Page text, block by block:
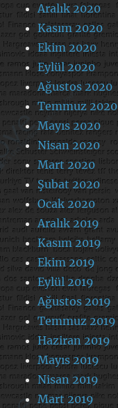
Aralık 2020
Kasım 2020
Ekim 2020
Eylül 2020
Ağustos 2020
Temmuz 2020
Mayıs 2020
Nisan 2020
Mart 2020
Şubat 2020
Ocak 2020
Aralık 2019
Kasım 2019
Ekim 2019
Eylül 2019
Ağustos 2019
Temmuz 2019
Haziran 2019
Mayıs 2019
Nisan 2019
Mart 2019